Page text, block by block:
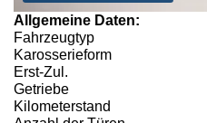
Allgemeine Daten:
Fahrzeugtyp
Karosserieform
Erst-Zul.
Getriebe
Kilometerstand